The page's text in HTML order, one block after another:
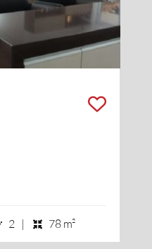
2 banheiros
2 | 78 m²